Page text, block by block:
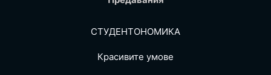
СТУДЕНТОНОМИКА
Красивите умове